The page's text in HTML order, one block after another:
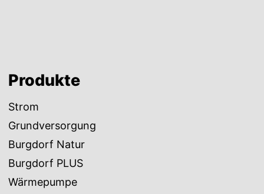
Produkte
Strom
Grundversorgung
Burgdorf Natur
Burgdorf PLUS
Wärmepumpe